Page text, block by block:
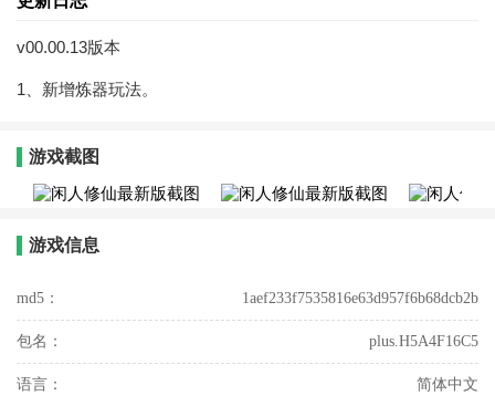
v00.00.13版本
1、新增炼器玩法。
游戏截图
游戏信息
md5： 1aef233f7535816e63d957f6b68dcb2b
包名： plus.H5A4F16C5
语言： 简体中文